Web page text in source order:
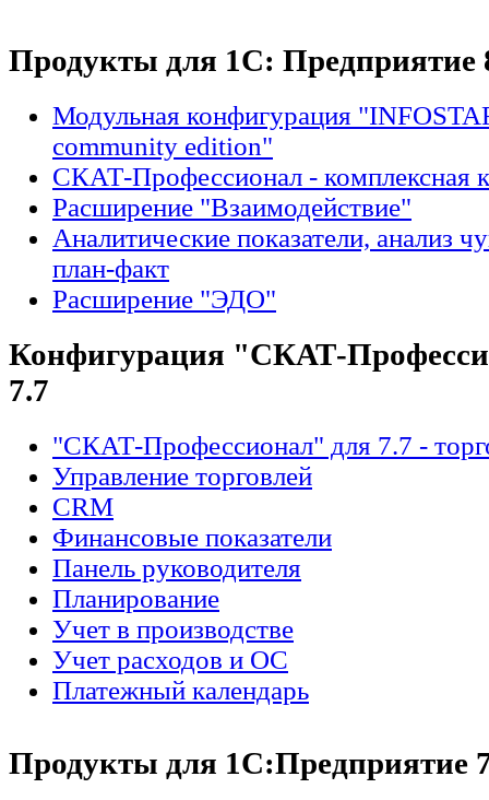
Продукты для 1С: Предприятие
Модульная конфигурация
community edition"
СКАТ-Профессионал - комплексная
Расширение "Взаимодействие"
Аналитические показатели, анализ
план-факт
Расширение "ЭДО"
Конфигурация "СКАТ-
7.7
"СКАТ-Профессионал" для 7.7 -
Управление торговлей
CRM
Финансовые показатели
Панель руководителя
Планирование
Учет в производстве
Учет расходов и ОС
Платежный календарь
Продукты для 1С:Предприятие